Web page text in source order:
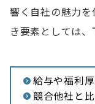
響く自社の魅力を
き要素としては、
給与や福利
競合他社と